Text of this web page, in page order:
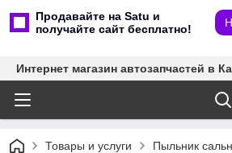
Продавайте на Satu и
получайте сайт бесплатно!
Интернет магазин автозапчастей в
Товары и услуги Пыльник